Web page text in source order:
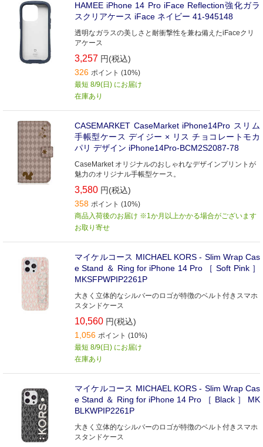
HAMEE iPhone 14 Pro iFace Reflection強化ガラ
スクリアケース iFace ネイビー 41-945148
透明なガラスの美しさと耐衝撃性を兼ね備えたiFaceクリ
アケース
3,257 円(税込)
326 ポイント (10%)
最短 8/9(日) にお届け
在庫あり
CASEMARKET CaseMarket iPhone14Pro スリム
手帳型ケース デイジー × リス チョコレートモカ
パリ デザイン iPhone14Pro-BCM2S2087-78
CaseMarket オリジナルのおしゃれなデザインプリントが
魅力のオリジナル手帳型ケース。
3,580 円(税込)
358 ポイント (10%)
商品入荷後のお届け ※1か月以上かかる場合がございます
お取り寄せ
マイケルコース MICHAEL KORS - Slim Wrap Cas
e Stand ＆ Ring for iPhone 14 Pro ［ Soft Pink ］
MKSFPWPIP2261P
大きく立体的なシルバーのロゴが特徴のベルト付きスマホ
スタンドケース
10,560 円(税込)
1,056 ポイント (10%)
最短 8/9(日) にお届け
在庫あり
マイケルコース MICHAEL KORS - Slim Wrap Cas
e Stand ＆ Ring for iPhone 14 Pro ［ Black ］ MK
BLKWPIP2261P
大きく立体的なシルバーのロゴが特徴のベルト付きスマホ
スタンドケース